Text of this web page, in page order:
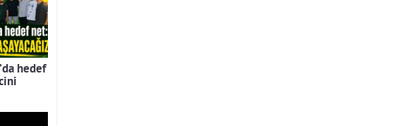
hedef